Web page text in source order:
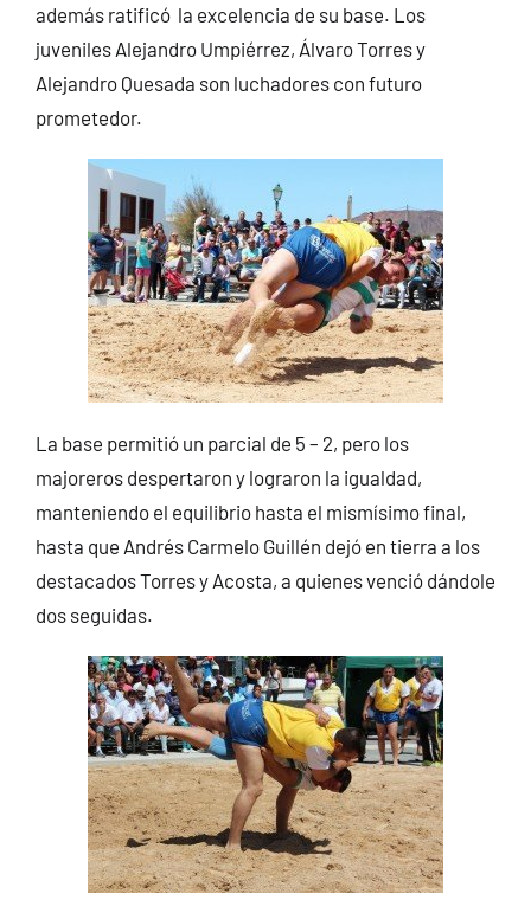
además ratificó la excelencia de su base. Los
juveniles Alejandro Umpiérrez, Álvaro Torres y
Alejandro Quesada son luchadores con futuro
prometedor.
La base permitió un parcial de 5 – 2, pero los
majoreros despertaron y lograron la igualdad,
manteniendo el equilibrio hasta el mismísimo final,
hasta que Andrés Carmelo Guillén dejó en tierra a los
destacados Torres y Acosta, a quienes venció dándole
dos seguidas.